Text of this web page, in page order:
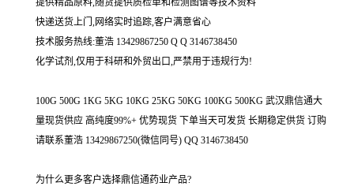
提供精品原料,随货提供质检单和检测图谱等技术资料
快递送货上门,网络实时追踪,客户满意省心
技术服务热线:董浩 13429867250 Q Q 3146738450
化学试剂,仅用于科研和外贸出口,严禁用于违规行为!
100G 500G 1KG 5KG 10KG 25KG 50KG 100KG 500KG 武汉鼎信通大
量现货供应 高纯度99%+ 优势现货 下单当天可发货 长期稳定供货 订购
请联系董浩 13429867250(微信同号) QQ 3146738450
为什么更多客户选择鼎信通药业产品?